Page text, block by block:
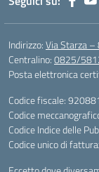
Indirizzo:Via Starza –
Centralino:0825/
Posta elettronica
Codice fiscale:
Codice
Codice Indice delle
Codice unico di